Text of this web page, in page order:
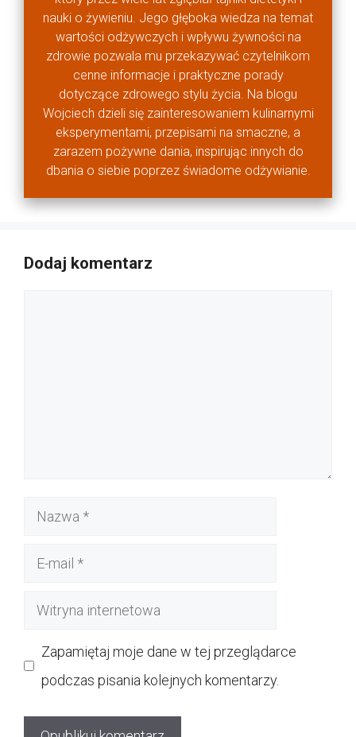
nauki o żywieniu. Jego głęboka wiedza na temat
wartości odżywczych i wpływu żywności na
zdrowie pozwala mu przekazywać czytelnikom
cenne informacje i praktyczne porady
dotyczące zdrowego stylu życia. Na blogu
Wojciech dzieli się zainteresowaniem kulinarnymi
eksperymentami, przepisami na smaczne, a
zarazem pożywne dania, inspirując innych do
dbania o siebie poprzez świadome odżywianie.
Dodaj komentarz
Nazwa
Witryna
Zapamiętaj moje dane w tej przeglądarce
podczas pisania kolejnych komentarzy.